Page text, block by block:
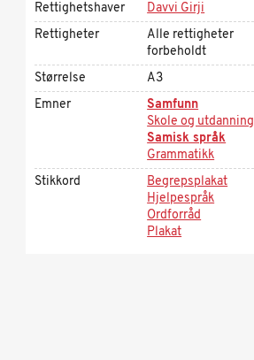
Rettighetshaver
Davvi Girji
Rettigheter
Alle rettigheter
forbeholdt
Størrelse
A3
Emner
Samfunn
Skole og utdanning
Samisk språk
Grammatikk
Stikkord
Begrepsplakat
Hjelpespråk
Ordforråd
Plakat